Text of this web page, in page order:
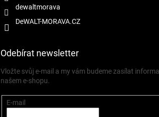
dewaltmorava
DeWALT-MORAVA.CZ
Odebírat newsletter
Vložte svůj e-mail a my vám budeme zasílat
našem e-shopu.
E-mail